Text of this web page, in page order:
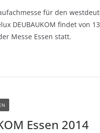
für den
DEUBAUKOM findet von
Messe Essen statt.
Essen 2014